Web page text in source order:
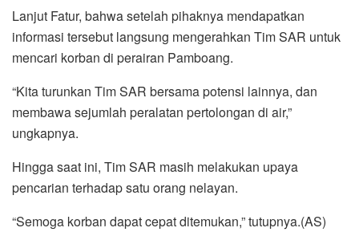
Lanjut Fatur, bahwa setelah pihaknya mendapatkan
informasi tersebut langsung mengerahkan Tim SAR untuk
mencari korban di perairan Pamboang.
“Kita turunkan Tim SAR bersama potensi lainnya, dan
membawa sejumlah peralatan pertolongan di air,”
ungkapnya.
Hingga saat ini, Tim SAR masih melakukan upaya
pencarian terhadap satu orang nelayan.
“Semoga korban dapat cepat ditemukan,” tutupnya.(AS)